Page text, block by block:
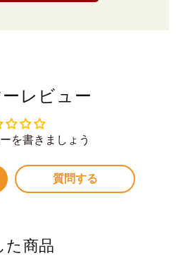
レビュー
を書きましょう
質問する
た商品